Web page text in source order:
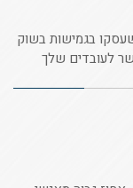
בגמישות בשוק
4 דרכים לאפשר לעובדים שלך